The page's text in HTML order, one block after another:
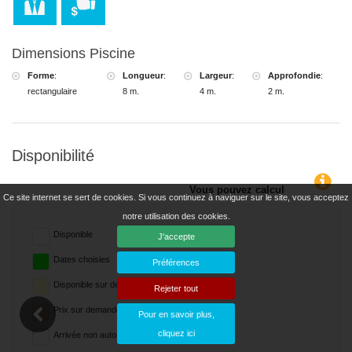
Ce site internet se sert de cookies. Si vous continuez à naviguer sur le site, vous acceptez
notre utilisation des cookies.
J'accepte
Préférences
Rejeter tout
Pour en savoir plus,
cliquez ici
Dimensions Piscine
Forme:
rectangulaire
Longueur:
8 m.
Largeur:
4 m.
Approfondie:
2 m.
Disponibilité
la location en cliquant sur les dates d’arrivée et de départ
Disponible
Dates choisies
Disponible sur demande
Prix ​​sur demande
Arrivée non autorisée